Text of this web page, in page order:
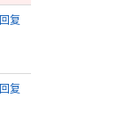
回复
回复